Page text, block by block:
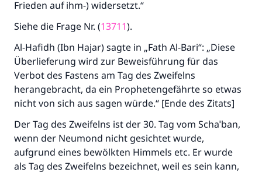
Frieden auf ihm-) widersetzt.“
Siehe die Frage Nr. (13711).
Al-Hafidh (Ibn Hajar) sagte in „Fath Al-Bari“: „Diese
Überlieferung wird zur Beweisführung für das
Verbot des Fastens am Tag des Zweifelns
herangebracht, da ein Prophetengefährte so etwas
nicht von sich aus sagen würde.“ [Ende des Zitats]
Der Tag des Zweifelns ist der 30. Tag vom Schaˈban,
wenn der Neumond nicht gesichtet wurde,
aufgrund eines bewölkten Himmels etc. Er wurde
als Tag des Zweifelns bezeichnet, weil es sein kann,
Die Antwort Nr. 110845 rettete eine
Ehe.